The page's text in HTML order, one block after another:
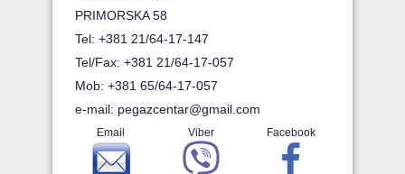
PRIMORSKA 58
Tel: +381 21/64-17-147
Tel/Fax: +381 21/64-17-057
Mob: +381 65/64-17-057
e-mail: pegazcentar@gmail.com
Email Viber Facebook